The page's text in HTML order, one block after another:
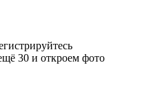
30 и откроем фото